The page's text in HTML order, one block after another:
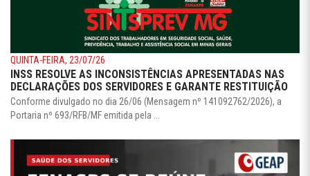
QUINTA-FEIRA, 23/07/26
INSS RESOLVE AS INCONSISTÊNCIAS APRESENTADAS NAS
DECLARAÇÕES DOS SERVIDORES E GARANTE RESTITUIÇÃO
Conforme divulgado no dia 26/06 (Mensagem nº 141092762/2026), a
Portaria nº 693/RFB/MF emitida pela ...